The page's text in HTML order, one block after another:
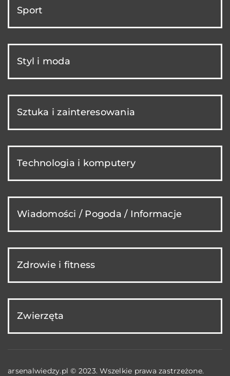
Sport
Styl i moda
Sztuka i zainteresowania
Technologia i komputery
Wiadomości / Pogoda / Informacje
Zdrowie i fitness
Zwierzęta
arsenalwiedzy.pl © 2023. Wszelkie prawa zastrzeżone.